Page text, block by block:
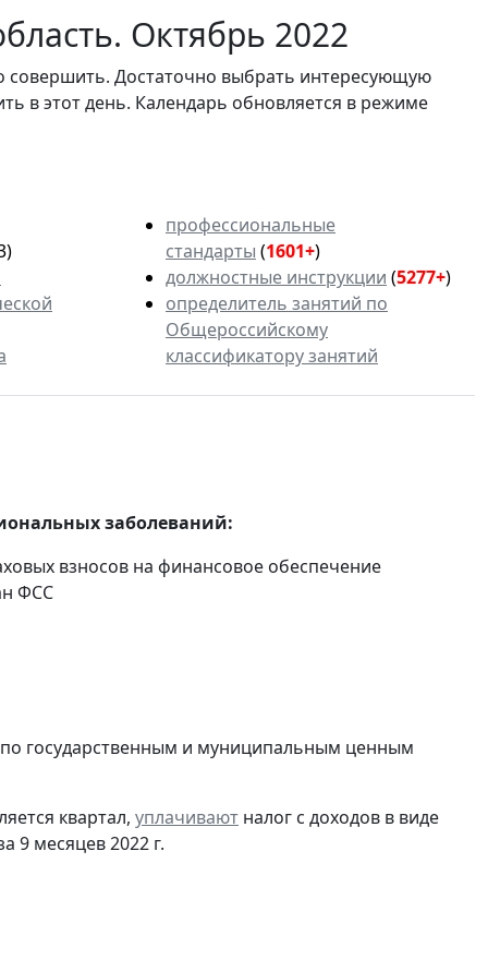
Октябрь 2022
совершить. Достаточно выбрать интересующую
в этот день. Календарь обновляется в режиме
профессиональные
стандарты (1601+)
должностные инструкции (5277+)
определитель занятий по
Общероссийскому
классификатору занятий
заболеваний:
взносов на финансовое обеспечение
ФСС
государственным и муниципальным ценным
квартал, уплачивают налог с доходов в виде
9 месяцев 2022 г.